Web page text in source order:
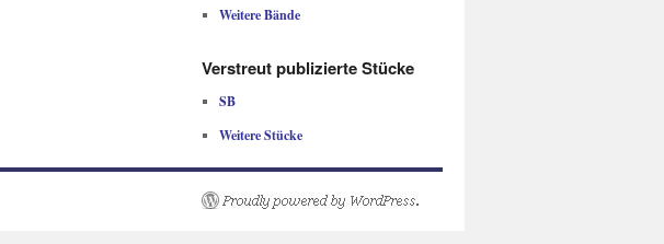
Weitere Bände
Verstreut publizierte Stücke
SB
Weitere Stücke